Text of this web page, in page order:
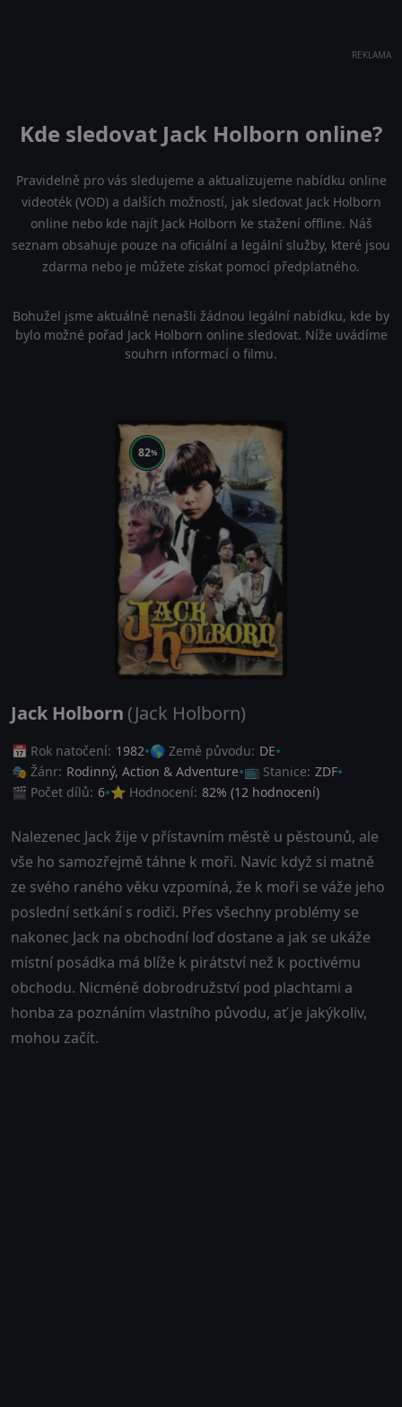
REKLAMA
Kde sledovat Jack Holborn online?
Pravidelně pro vás sledujeme a aktualizujeme nabídku online
videoték (VOD) a dalších možností, jak sledovat Jack Holborn
online nebo kde najít Jack Holborn ke stažení offline. Náš
seznam obsahuje pouze na oficiální a legální služby, které jsou
zdarma nebo je můžete získat pomocí předplatného.
Bohužel jsme aktuálně nenašli žádnou legální nabídku, kde by
bylo možné pořad Jack Holborn online sledovat. Níže uvádíme
souhrn informací o filmu.
82%
Jack Holborn (Jack Holborn)
📅 Rok natočení: 1982 🌎 Země původu: DE
🎭 Žánr: Rodinný, Action & Adventure 📺 Stanice: ZDF
🎬 Počet dílů: 6 ⭐ Hodnocení: 82% (12 hodnocení)
Nalezenec Jack žije v přístavním městě u pěstounů, ale
vše ho samozřejmě táhne k moři. Navíc když si matně
ze svého raného věku vzpomíná, že k moři se váže jeho
poslední setkání s rodiči. Přes všechny problémy se
nakonec Jack na obchodní loď dostane a jak se ukáže
místní posádka má blíže k pirátství než k poctivému
obchodu. Nicméně dobrodružství pod plachtami a
honba za poznáním vlastního původu, ať je jakýkoliv,
mohou začít.